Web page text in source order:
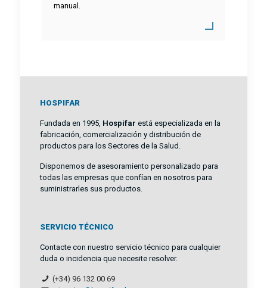
manual.
HOSPIFAR
Fundada en 1995, Hospifar está especializada en la
fabricación, comercialización y distribución de
productos para los Sectores de la Salud.
Disponemos de asesoramiento personalizado para
todas las empresas que confían en nosotros para
suministrarles sus productos.
SERVICIO TÉCNICO
Contacte con nuestro servicio técnico para cualquier
duda o incidencia que necesite resolver.
(+34) 96 132 00 69